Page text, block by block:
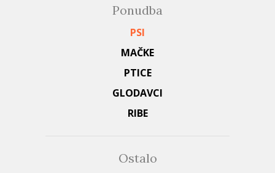
Ponudba
PSI
MAČKE
PTICE
GLODAVCI
RIBE
Ostalo